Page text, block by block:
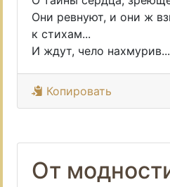
Они ревнуют, и они ж
к стихам...
И ждут, чело нахмурив...
Копировать
От